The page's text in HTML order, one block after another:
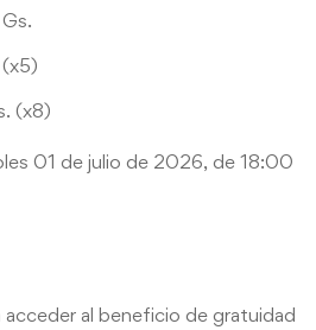
(x8)
01 de julio de 2026, de 18:00
acceder al beneficio de gratuidad